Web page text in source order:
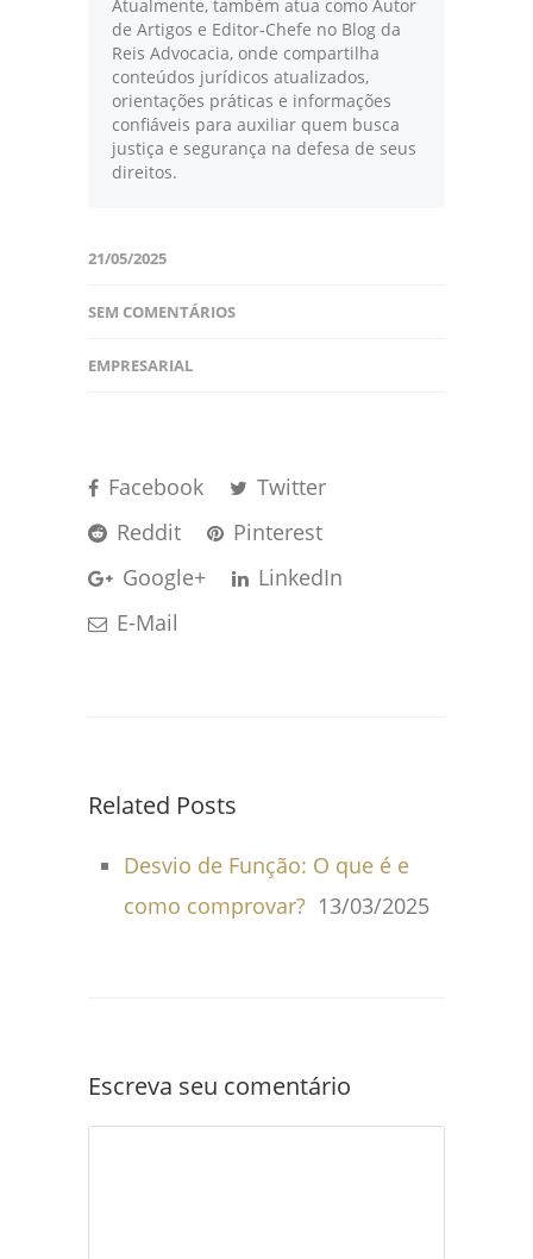
Atualmente, também atua como Autor
de Artigos e Editor-Chefe no Blog da
Reis Advocacia, onde compartilha
conteúdos jurídicos atualizados,
orientações práticas e informações
confiáveis para auxiliar quem busca
justiça e segurança na defesa de seus
direitos.
21/05/2025
SEM COMENTÁRIOS
EMPRESARIAL
Facebook
Twitter
Reddit
Pinterest
Google+
LinkedIn
E-Mail
Related Posts
Desvio de Função: O que é e
como comprovar? 13/03/2025
Escreva seu comentário